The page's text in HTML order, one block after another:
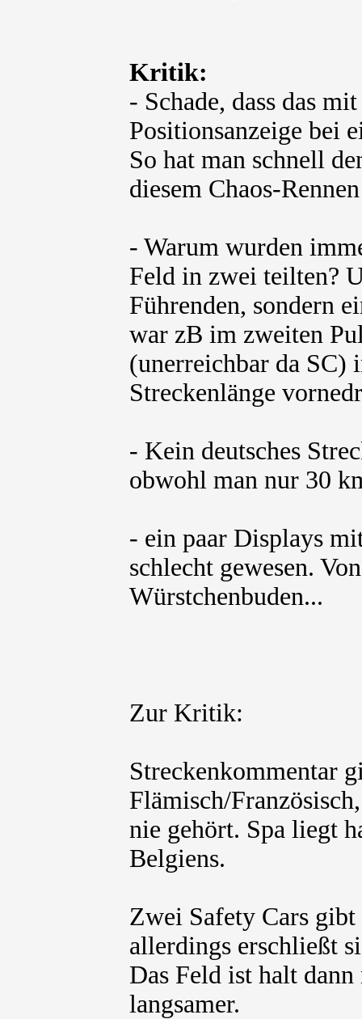
Kritik:
- Schade, dass das
Positionsanzeige bei
So hat man schnell
diesem Chaos-
- Warum wurden
Feld in zwei teilten?
Führenden, sondern
war zB im zweiten
(unerreichbar da SC)
Streckenlänge
- Kein deutsches
obwohl man nur 30
- ein paar Displays
schlecht gewesen.
Würstchenbuden...
Zur Kritik:
Streckenkommentar
Flämisch/
nie gehört. Spa liegt
Belgiens.
Zwei Safety Cars gibt
allerdings erschließt
Das Feld ist halt
langsamer.